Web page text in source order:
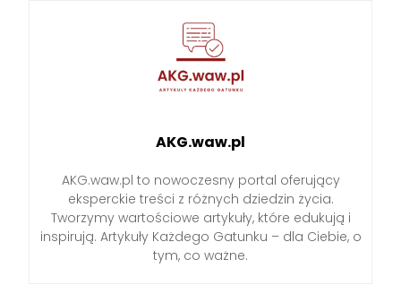
AKG.waw.pl
AKG.waw.pl to nowoczesny portal oferujący
eksperckie treści z różnych dziedzin życia.
Tworzymy wartościowe artykuły, które edukują i
inspirują. Artykuły Każdego Gatunku – dla Ciebie, o
tym, co ważne.